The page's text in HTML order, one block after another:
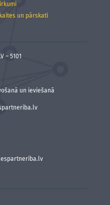
un pārskati
– 5101
un ieviešanā